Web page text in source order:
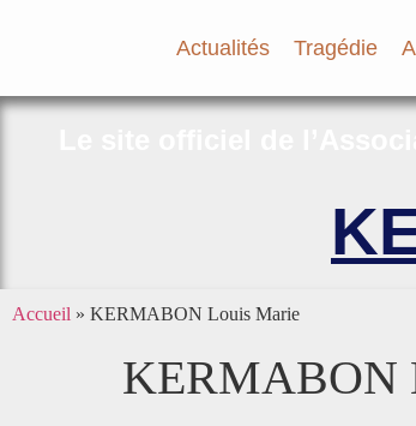
Actualités Tragédie
Accueil » KERMABON Louis Marie
KERMABON